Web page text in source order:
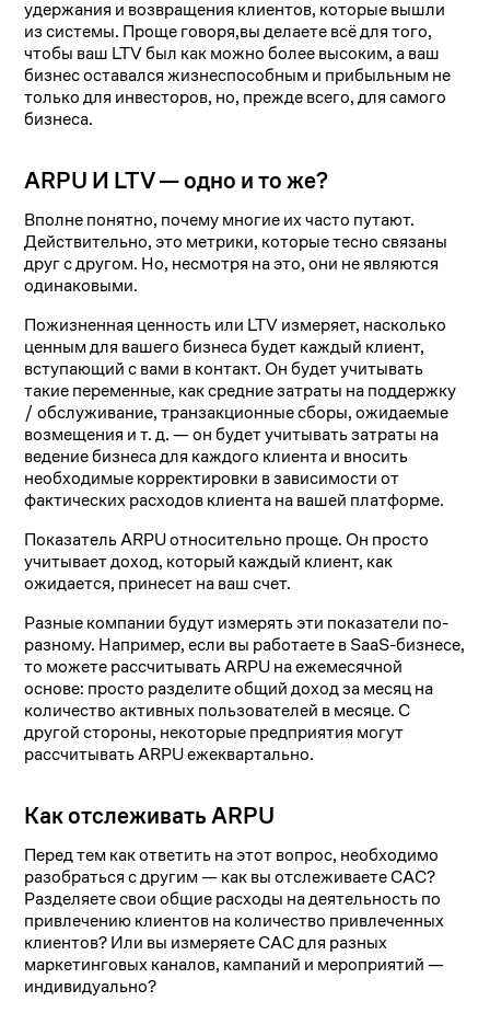
удержания и возвращения клиентов, которые вышли
из системы. Проще говоря,вы делаете всё для того,
чтобы ваш LTV был как можно более высоким, а ваш
бизнес оставался жизнеспособным и прибыльным не
только для инвесторов, но, прежде всего, для самого
бизнеса.
ARPU И LTV — одно и то же?
Вполне понятно, почему многие их часто путают.
Действительно, это метрики, которые тесно связаны
друг с другом. Но, несмотря на это, они не являются
одинаковыми.
Пожизненная ценность или LTV измеряет, насколько
ценным для вашего бизнеса будет каждый клиент,
вступающий с вами в контакт. Он будет учитывать
такие переменные, как средние затраты на поддержку
/ обслуживание, транзакционные сборы, ожидаемые
возмещения и т. д. — он будет учитывать затраты на
ведение бизнеса для каждого клиента и вносить
необходимые корректировки в зависимости от
фактических расходов клиента на вашей платформе.
Показатель ARPU относительно проще. Он просто
учитывает доход, который каждый клиент, как
ожидается, принесет на ваш счет.
Разные компании будут измерять эти показатели по-
разному. Например, если вы работаете в SaaS-бизнесе,
то можете рассчитывать ARPU на ежемесячной
основе: просто разделите общий доход за месяц на
количество активных пользователей в месяце. С
другой стороны, некоторые предприятия могут
рассчитывать ARPU ежеквартально.
Как отслеживать ARPU
Перед тем как ответить на этот вопрос, необходимо
разобраться с другим — как вы отслеживаете CAC?
Разделяете свои общие расходы на деятельность по
привлечению клиентов на количество привлеченных
клиентов? Или вы измеряете CAC для разных
маркетинговых каналов, кампаний и мероприятий —
индивидуально?